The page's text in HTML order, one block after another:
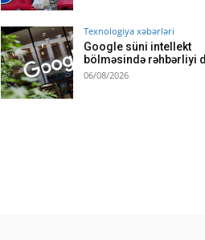
Texnologiya xəbərləri
Google süni intellekt
bölməsində rəhbərliyi
06/08/2026